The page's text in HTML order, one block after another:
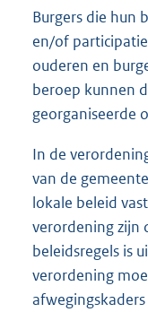
Burgers die hun
en/of
ouderen en
beroep kunnen
georganiseerde
In de
van de
lokale beleid
verordening zijn
beleidsregels is
verordening